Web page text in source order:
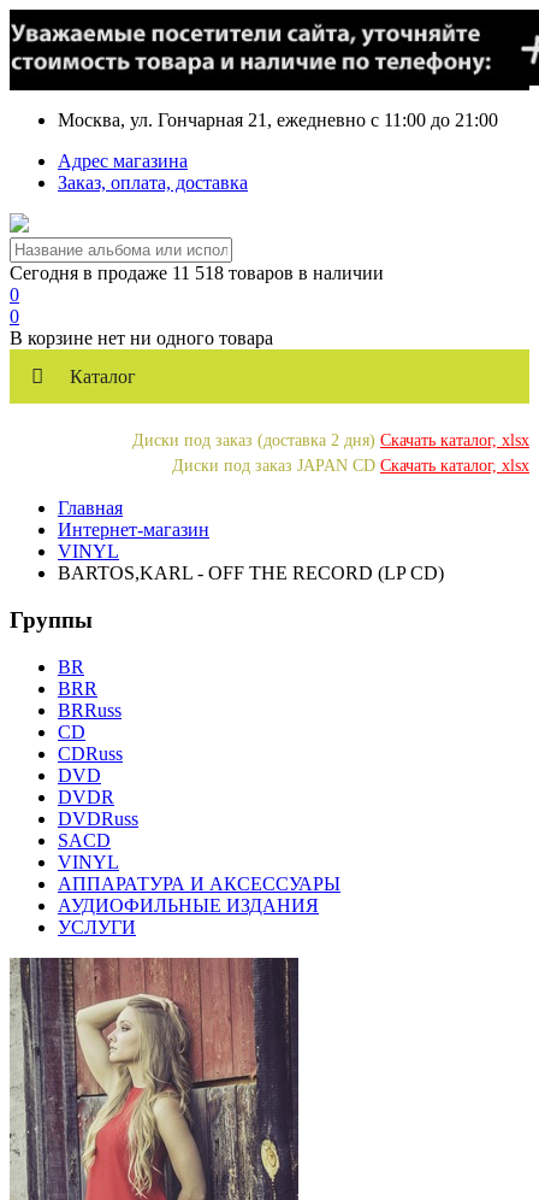
Москва, ул. Гончарная 21, ежедневно с 11:00 до 21:00
Адрес магазина
Заказ, оплата, доставка
Сегодня в продаже 11 518 товаров в наличии
0
0
В корзине нет ни одного товара
Каталог
Диски под заказ (доставка 2 дня) Скачать каталог, xlsx
Диски под заказ JAPAN CD Скачать каталог, xlsx
Главная
Интернет-магазин
VINYL
BARTOS,KARL - OFF THE RECORD (LP CD)
Группы
BR
BRR
BRRuss
CD
CDRuss
DVD
DVDR
DVDRuss
SACD
VINYL
АППАРАТУРА И АКСЕССУАРЫ
АУДИОФИЛЬНЫЕ ИЗДАНИЯ
УСЛУГИ